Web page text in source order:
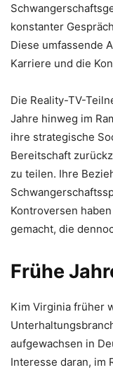
konstanter
Diese umfassende
Karriere und die
Die Reality-TV-
Jahre hinweg im
ihre strategische
Bereitschaft
zu teilen. Ihre
Kontroversen
gemacht, die
Frühe
Kim Virginia früher
aufgewachsen in
Interesse daran, im